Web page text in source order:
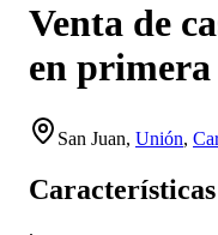
Venta de
en
San Juan, Unión,
Características